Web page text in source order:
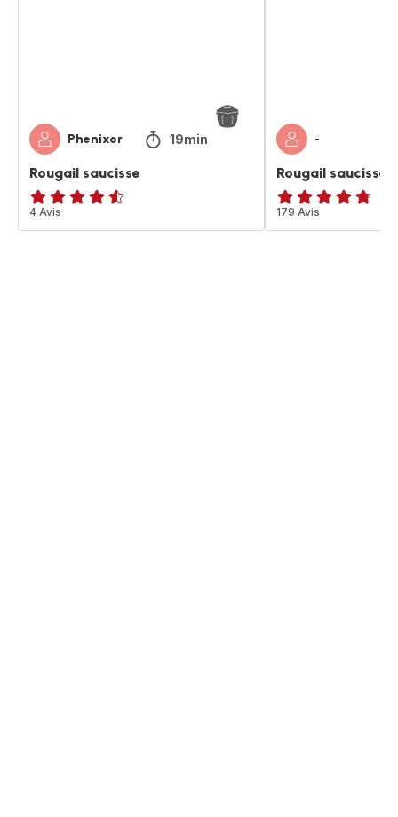
Phenixor 19min
Rougail saucisse
ratings.4.5
4 Avis
-
Rougail saucisse
ratings.4.7
179 Avis